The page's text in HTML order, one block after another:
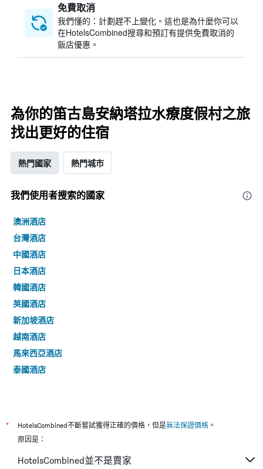
免費取消
我們懂的：計劃趕不上變化。這也是為什麼你可以
在HotelsCombined搜尋和預訂有提供免費取消的
飯店優惠。
為你的笛古島安納塔拉水療度假村之旅
找出更好的住宿
熱門國家 熱門城市
我們使用者搜索的國家
澳洲酒店
台灣酒店
中國酒店
日本酒店
韓國酒店
英國酒店
新加坡酒店
越南酒店
馬來西亞酒店
泰國酒店
* HotelsCombined不斷嘗試獲得正確的價格，但是無法保證價格 。
原因是：
HotelsCombined並不是賣家